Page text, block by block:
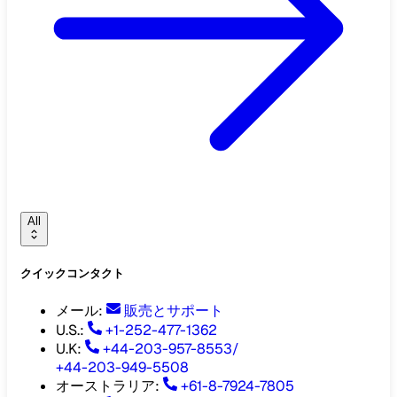
All
クイックコンタクト
メール:
販売とサポート
U.S.:
+1-252-477-1362
U.K:
+44-203-957-8553/
+44-203-949-5508
オーストラリア:
+61-8-7924-7805